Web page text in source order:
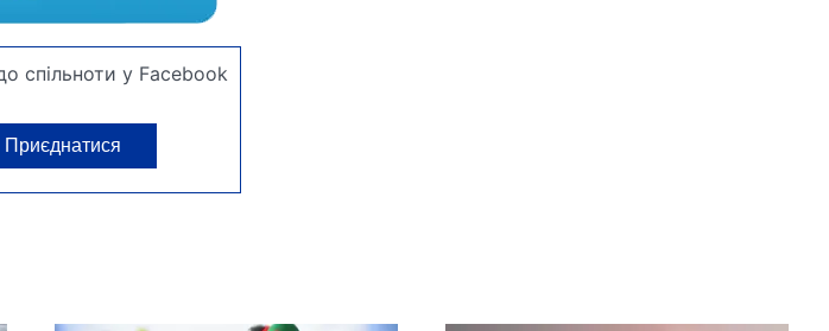
спільноти у Facebook
Приєднатися